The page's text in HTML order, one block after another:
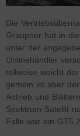
Die
Graupner hat in
unter der
Onlinehändler
teilweise weicht
gemein ist aber
Antrieb und
Spektrum-Satellit
Falle war ein